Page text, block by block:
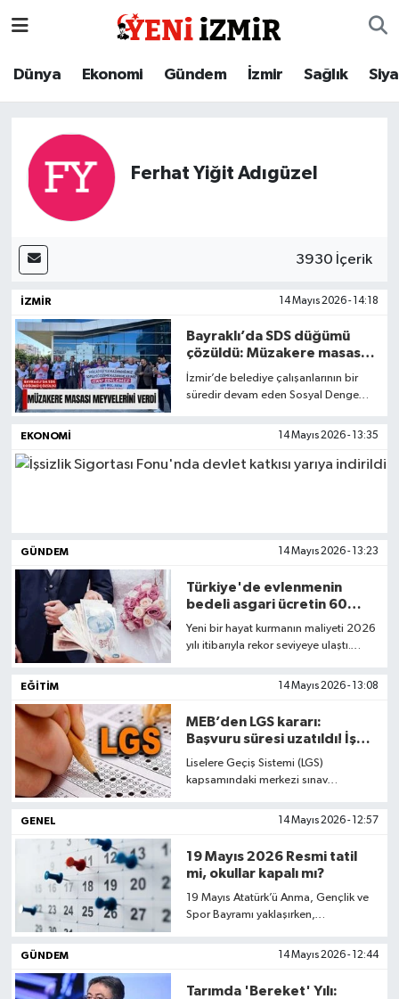
Dünya Ekonomi Gündem İzmir Sağlık
Ferhat Yiğit Adıgüzel
3930 İçerik
İZMIR 14 Mayıs 2026 - 14:18
Bayraklı’da SDS düğümü
çözüldü: Müzakere masası
meyvelerini verdi
İzmir’de belediye çalışanlarının bir
süredir devam eden Sosyal Denge
sözleşmesi çıkmazında önemli bir
İrfan Önal ile sendika temsilcileri
EKONOMI 14 Mayıs 2026 - 13:35
GÜNDEM 14 Mayıs 2026 - 13:23
Türkiye'de evlenmenin
bedeli asgari ücretin 60
katı: 2 milyon lira sınırı aşıldı
Yeni bir hayat kurmanın maliyeti 2026
yılı itibarıyla rekor seviyeye ulaştı.
verilerine göre, 2024'te 600 bin TL
için "ulaşılamaz" bir hayale dönüştü.
EĞITIM 14 Mayıs 2026 - 13:08
MEB’den LGS kararı:
Başvuru süresi uzatıldı! İşte
yeni takvim
Liselere Geçiş Sistemi (LGS)
kapsamındaki merkezi sınav
müjdeli haber geldi. Milli Eğitim
süreci uzattı. Peki, LGS başvuruları ne
zaman bitecek? İşte e-Okul onay
süreci ve sınav tarihi...
GENEL 14 Mayıs 2026 - 12:57
19 Mayıs 2026 Resmi tatil
mi, okullar kapalı mı?
19 Mayıs Atatürk’ü Anma, Gençlik ve
Spor Bayramı yaklaşırken,
tatil takvimini merak ediyor. Peki, bu
GÜNDEM 14 Mayıs 2026 - 12:44
Tarımda 'Bereket' Yılı:
Dünya
Gündem
Sağlık
Siyaset
Magazin
Resmi İlanlar
Spor
Teknoloji
Çevre
Okul Gazetesi
İzmir Nöbetçi Eczaneler
İzmir Namaz Vakitleri
İzmir Trafik Yoğunluk Haritası
Süper Lig Puan Durumu ve Fikstür
Tüm Manşetler
Son Dakika Haberleri
Haber Arşivi